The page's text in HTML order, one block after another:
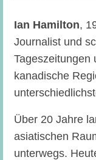
Ian Hamilton,
Journalist und
Tageszeitungen
kanadische
Über 20 Jahre
asiatischen
unterwegs.